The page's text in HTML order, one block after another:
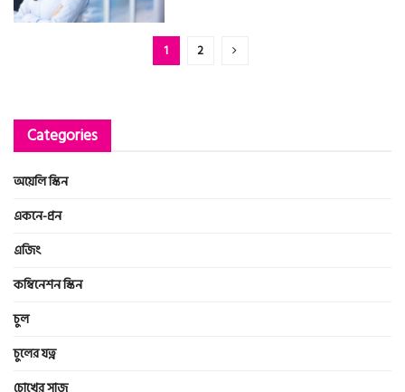
1 2
Categories
অয়েলি স্কিন
একনে-প্রন
এজিং
কম্বিনেশন স্কিন
চুল
চুলের যত্ন